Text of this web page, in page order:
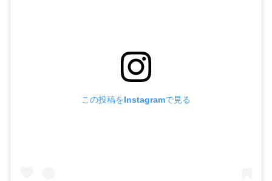
この投稿をInstagramで見る